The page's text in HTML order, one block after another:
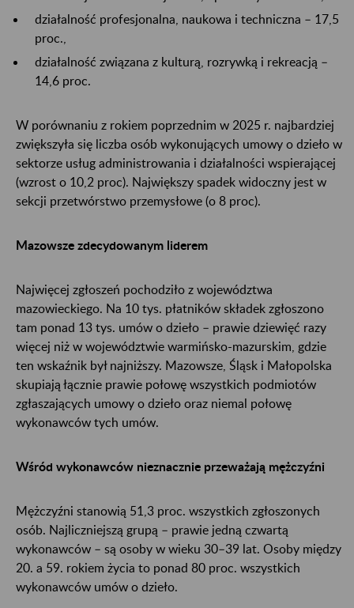
działalność profesjonalna, naukowa i techniczna – 17,5
proc.,
działalność związana z kulturą, rozrywką i rekreacją –
14,6 proc.
W porównaniu z rokiem poprzednim w 2025 r. najbardziej
zwiększyła się liczba osób wykonujących umowy o dzieło w
sektorze usług administrowania i działalności wspierającej
(wzrost o 10,2 proc). Największy spadek widoczny jest w
sekcji przetwórstwo przemysłowe (o 8 proc).
Mazowsze zdecydowanym liderem
Najwięcej zgłoszeń pochodziło z województwa
mazowieckiego. Na 10 tys. płatników składek zgłoszono
tam ponad 13 tys. umów o dzieło – prawie dziewięć razy
więcej niż w województwie warmińsko-mazurskim, gdzie
ten wskaźnik był najniższy. Mazowsze, Śląsk i Małopolska
skupiają łącznie prawie połowę wszystkich podmiotów
zgłaszających umowy o dzieło oraz niemal połowę
wykonawców tych umów.
Wśród wykonawców nieznacznie przeważają mężczyźni
Mężczyźni stanowią 51,3 proc. wszystkich zgłoszonych
osób. Najliczniejszą grupą – prawie jedną czwartą
wykonawców – są osoby w wieku 30–39 lat. Osoby między
20. a 59. rokiem życia to ponad 80 proc. wszystkich
wykonawców umów o dzieło.